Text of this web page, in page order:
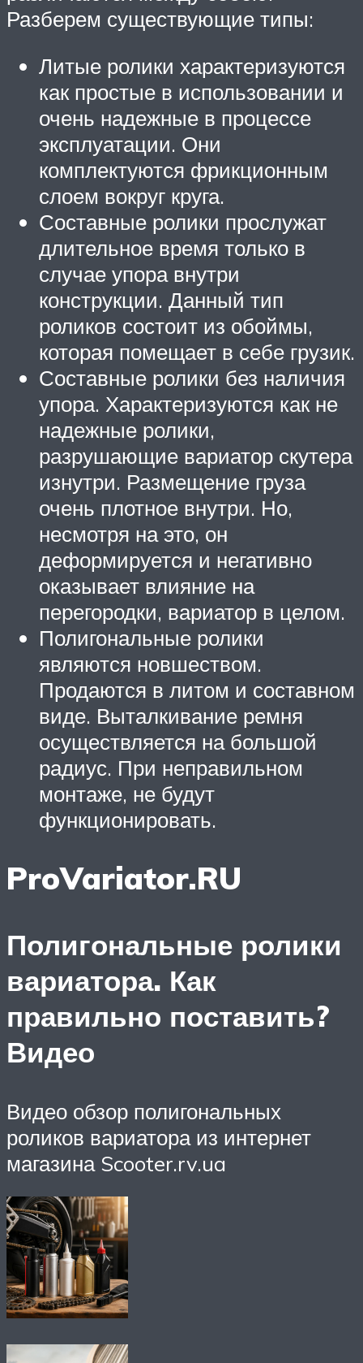
Разберем существующие типы:
Литые ролики характеризуются
как простые в использовании и
очень надежные в процессе
эксплуатации. Они
комплектуются фрикционным
слоем вокруг круга.
Составные ролики прослужат
длительное время только в
случае упора внутри
конструкции. Данный тип
роликов состоит из обоймы,
которая помещает в себе грузик.
Составные ролики без наличия
упора. Характеризуются как не
надежные ролики,
разрушающие вариатор скутера
изнутри. Размещение груза
очень плотное внутри. Но,
несмотря на это, он
деформируется и негативно
оказывает влияние на
перегородки, вариатор в целом.
Полигональные ролики
являются новшеством.
Продаются в литом и составном
виде. Выталкивание ремня
осуществляется на большой
радиус. При неправильном
монтаже, не будут
функционировать.
ProVariator.RU
Полигональные ролики
вариатора. Как
правильно поставить?
Видео
Видео обзор полигональных
роликов вариатора из интернет
магазина Scooter.rv.ua